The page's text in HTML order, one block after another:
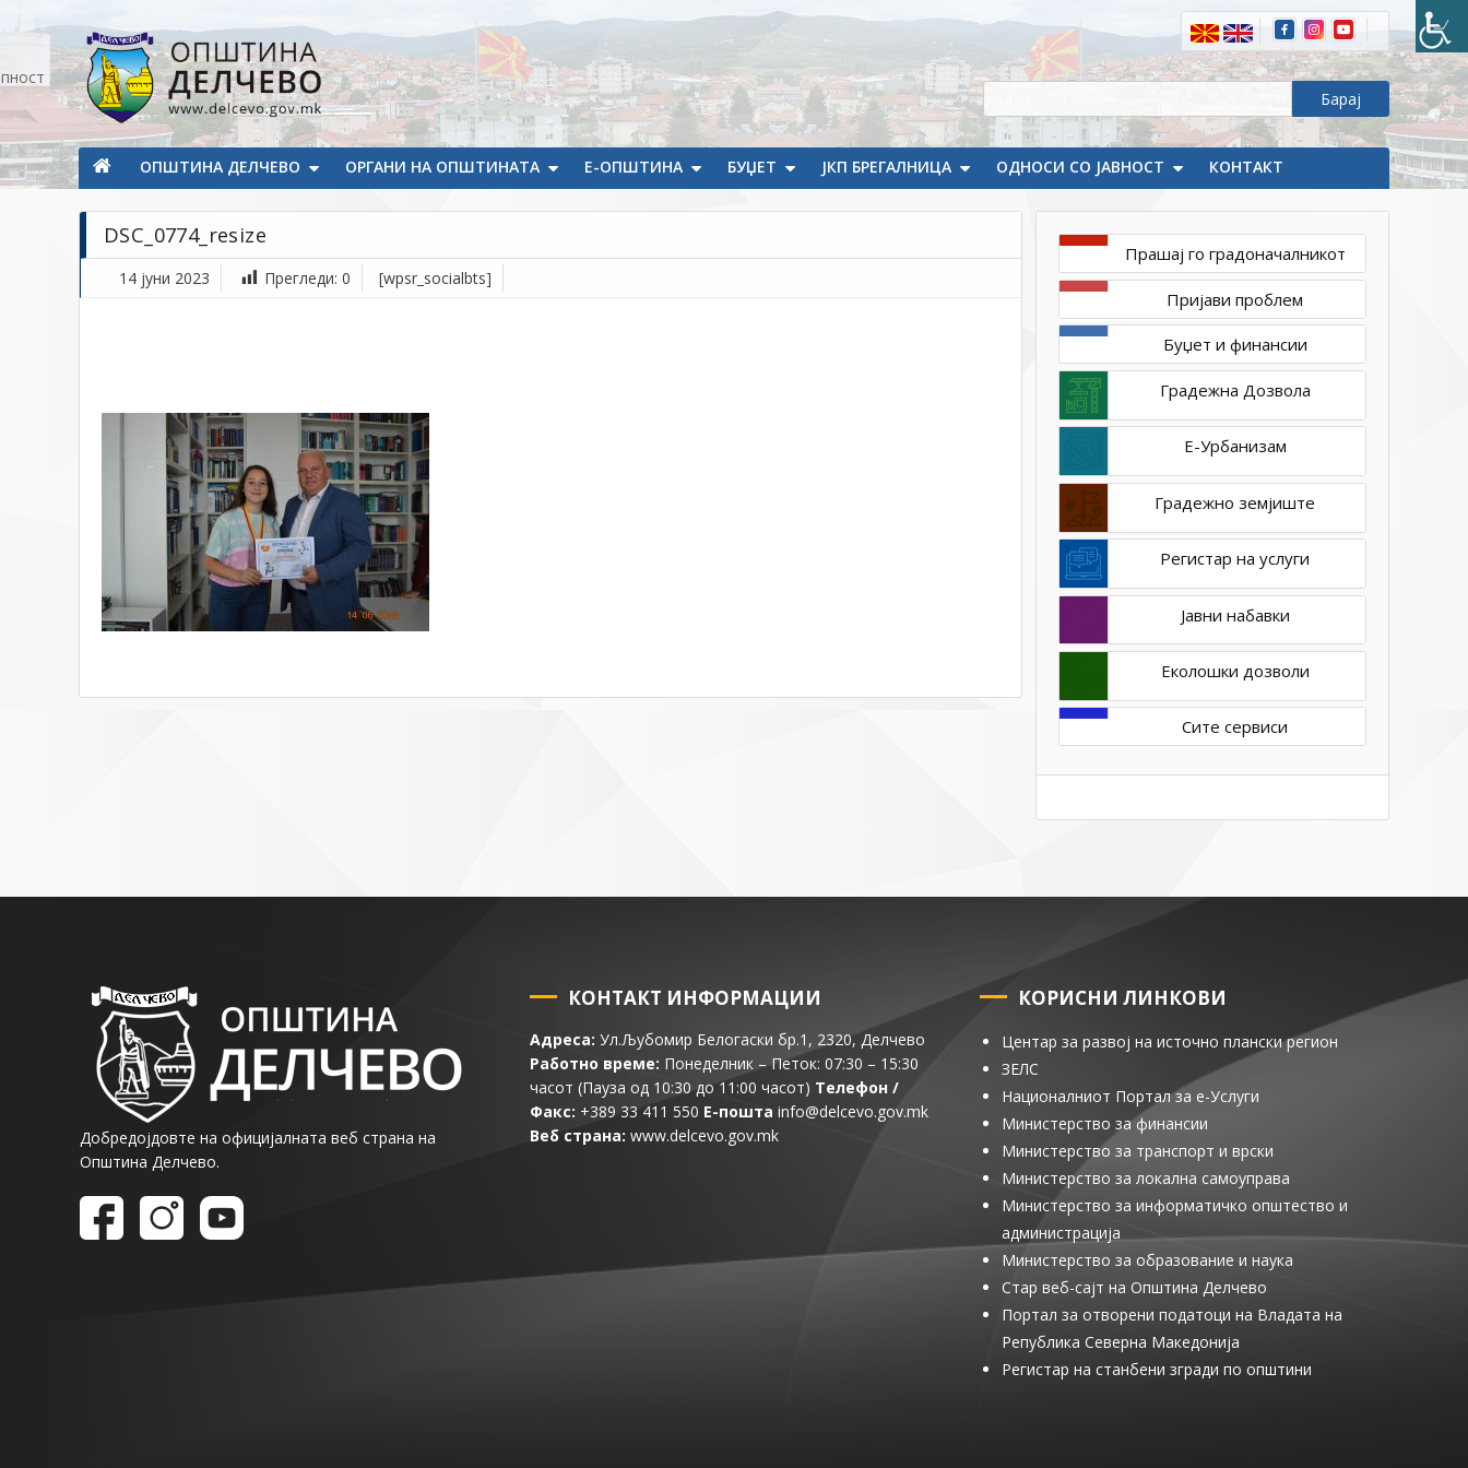
Општина Делчево
Општина Делчево
ОПШТИНА ДЕЛЧЕВО ОРГАНИ НА ОПШТИНАТА Е-ОПШТИНА БУЏЕТ ЈКП БРЕГАЛНИЦА ОДНОСИ СО ЈАВНОСТ КОНТАКТ
DSC_0774_resize
14 јуни 2023 Прегледи: 0 [wpsr_socialbts]
DSC_0774_resize
Прашај го градоначалникот
Пријави проблем
Буџет и финансии
Градежна Дозвола
Е-Урбанизам
Градежно земјиште
Регистар на услуги
Јавни набавки
Еколошки дозволи
Сите сервиси
Добредојдовте на официјалната веб страна на
Општина Делчево.
КОНТАКТ ИНФОРМАЦИИ
Адреса: Ул.Љубомир Белогаски бр.1, 2320, Делчево
Работно време: Понеделник – Петок: 07:30 – 15:30
часот (Пауза од 10:30 до 11:00 часот) Телефон /
Факс: +389 33 411 550 Е-пошта info@delcevo.gov.mk
Веб страна: www.delcevo.gov.mk
КОРИСНИ ЛИНКОВИ
Центар за развој на источно плански регион
ЗЕЛС
Националниот Портал за е-Услуги
Министерство за финансии
Министерство за транспорт и врски
Министерство за локална самоуправа
Министерство за информатичко општество и
администрација
Министерство за образование и наука
Стар веб-сајт на Општина Делчево
Портал за отворени податоци на Владата на
Република Северна Македонија
Регистар на станбени згради по општини